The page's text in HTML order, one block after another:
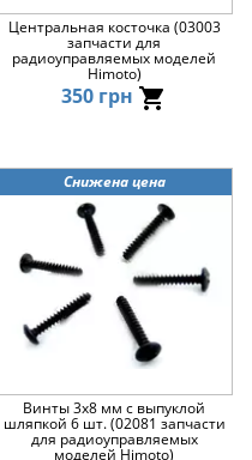
Центральная косточка (03003
запчасти для
радиоуправляемых моделей
Himoto)
350 грн
Снижена цена
Винты 3х8 мм с выпуклой
шляпкой 6 шт. (02081 запчасти
для радиоуправляемых
моделей Himoto)